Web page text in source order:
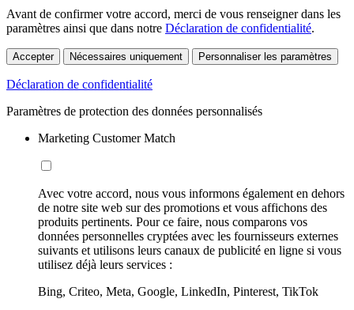
Avant de confirmer votre accord, merci de vous renseigner dans les
paramètres ainsi que dans notre Déclaration de confidentialité.
Accepter Nécessaires uniquement Personnaliser les paramètres
Déclaration de confidentialité
Paramètres de protection des données personnalisés
Marketing Customer Match
Avec votre accord, nous vous informons également en dehors
de notre site web sur des promotions et vous affichons des
produits pertinents. Pour ce faire, nous comparons vos
données personnelles cryptées avec les fournisseurs externes
suivants et utilisons leurs canaux de publicité en ligne si vous
utilisez déjà leurs services :
Bing, Criteo, Meta, Google, LinkedIn, Pinterest, TikTok